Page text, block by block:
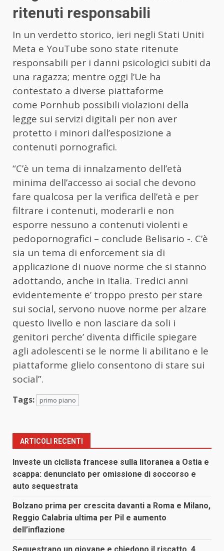
ritenuti responsabili
In un verdetto storico, ieri negli Stati Uniti
Meta e YouTube sono state ritenute
responsabili per i danni psicologici subiti da
una ragazza; mentre oggi l’Ue ha
contestato a diverse piattaforme
come Pornhub possibili violazioni della
legge sui servizi digitali per non aver
protetto i minori dall’esposizione a
contenuti pornografici.
“C’è un tema di innalzamento dell’età
minima dell’accesso ai social che devono
fare qualcosa per la verifica dell’età e per
filtrare i contenuti, moderarli e non
esporre nessuno a contenuti violenti e
pedopornografici – conclude Belisario -. C’è
sia un tema di enforcement sia di
applicazione di nuove norme che si stanno
adottando, anche in Italia. Tredici anni
evidentemente e’ troppo presto per stare
sui social, servono nuove norme per alzare
questo livello e non lasciare da soli i
genitori perche’ diventa difficile spiegare
agli adolescenti se le norme li abilitano e le
piattaforme glielo consentono di stare sui
social”.
Tags: primo piano
ARTICOLI RECENTI
Investe un ciclista francese sulla litoranea a Ostia e
scappa: denunciato per omissione di soccorso e
auto sequestrata
Bolzano prima per crescita davanti a Roma e Milano,
Reggio Calabria ultima per Pil e aumento
dell’inflazione